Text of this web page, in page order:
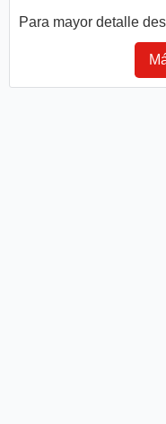
Para mayor detalle